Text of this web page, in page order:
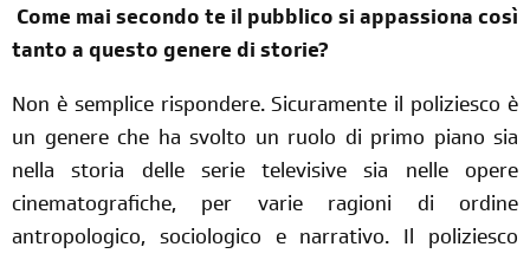
Come mai secondo te il pubblico si appassiona così
tanto a questo genere di storie?
Non è semplice rispondere. Sicuramente il poliziesco è
un genere che ha svolto un ruolo di primo piano sia
nella storia delle serie televisive sia nelle opere
cinematografiche, per varie ragioni di ordine
antropologico, sociologico e narrativo. Il poliziesco